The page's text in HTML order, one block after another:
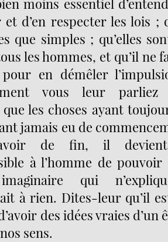
et d’en respecter les lois ;
que simples ; qu’elles
les hommes, et qu’il ne
en démêler
vous leur parliez
les choses ayant
jamais eu de
de fin, il
à l’homme de
qui
à rien. Dites-leur qu’il
des idées vraies d’un
sens.